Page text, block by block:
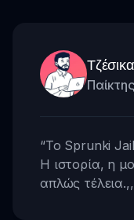
Παίκτης
“Το Sprunki
Η ιστορία, η
απλώς τέλεια.,,